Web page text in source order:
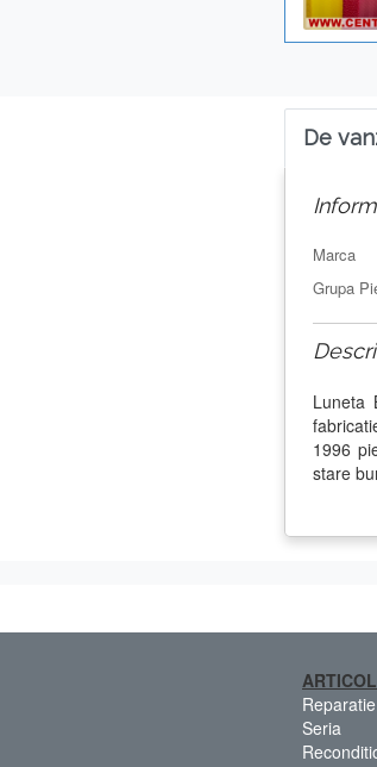
De
Marca
Grupa
Luneta
1996
stare
Seria